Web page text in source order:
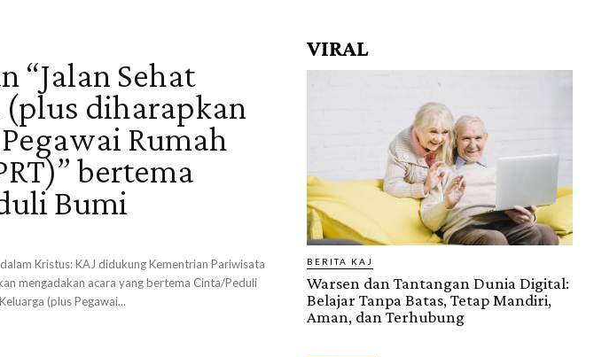
“Jalan Sehat
(plus diharapkan
Rumah
bertema
Bumi
Kristus: KAJ didukung Kementrian Pariwisata
mengadakan acara yang bertema Cinta/Peduli
(plus Pegawai...
VIRAL
BERITA KAJ
Warsen dan Tantangan Dunia Digital:
Belajar Tanpa Batas, Tetap Mandiri,
Aman, dan Terhubung